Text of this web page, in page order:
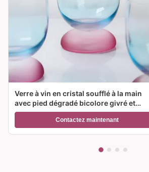
Verre à vin en cristal soufflé à la main
avec pied dégradé bicolore givré et
capacité de 300 ml pour vin, cocktail et
décoration intérieureContactez maintenant